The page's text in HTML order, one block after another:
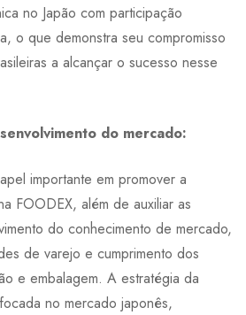
no Japão com participação
o que demonstra seu compromisso
a alcançar o sucesso nesse
do mercado:
importante em promover a
FOODEX, além de auxiliar as
do conhecimento de mercado,
de varejo e cumprimento dos
e embalagem. A estratégia da
no mercado japonês,